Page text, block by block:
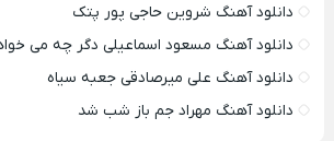
دانلود آهنگ شروین حاجی پور پتک
دانلود آهنگ مسعود اسماعیلی دگر چه می
دانلود آهنگ علی میرصادقی جعبه سیاه
دانلود آهنگ مهراد جم باز شب شد